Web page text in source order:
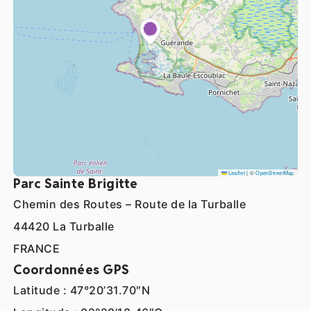
Leaflet | ©OpenStreetMap
Parc Sainte Brigitte
Chemin des Routes – Route de la Turballe
44420 La Turballe
FRANCE
Coordonnées GPS
Latitude : 47°20’31.70″N